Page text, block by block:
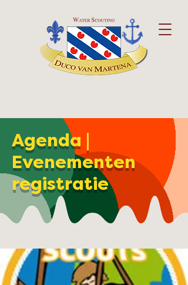
Agenda |
Evenementen
registratie